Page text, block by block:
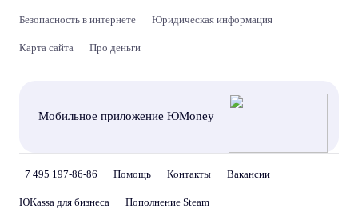
Безопасность в интернете Юридическая информация
Карта сайта Про деньги
Мобильное приложение ЮMoney
+7 495 197-86-86 Помощь Контакты Вакансии
ЮKassa для бизнеса Пополнение Steam